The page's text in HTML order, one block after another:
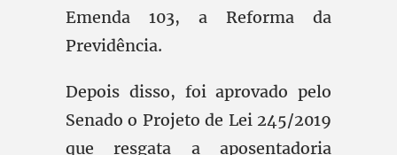
Emenda 103, a Reforma da
Previdência.
Depois disso, foi aprovado pelo
Senado o Projeto de Lei 245/2019
que resgata a aposentadoria